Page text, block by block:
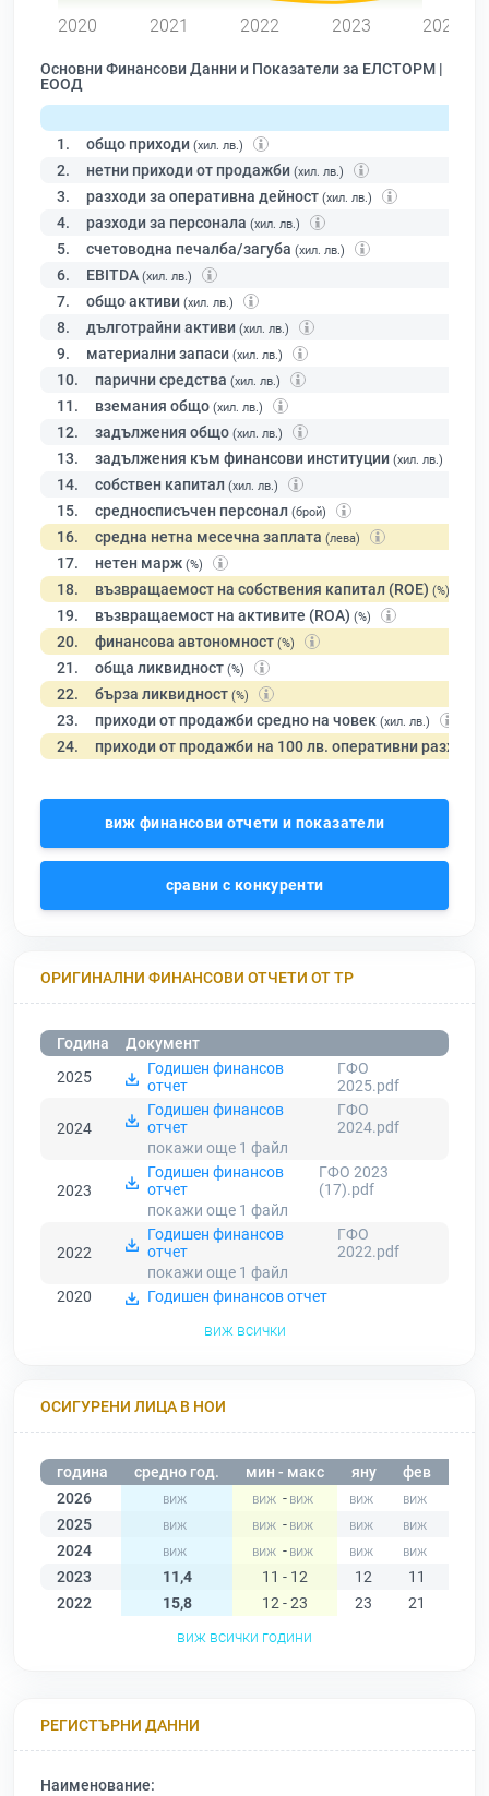
2020 2021 2022 2023 2024
Основни Финансови Данни и Показатели за ЕЛСТОРМ |
ЕООД
1. общо приходи (хил. лв.)
2. нетни приходи от продажби (хил. лв.)
3. разходи за оперативна дейност (хил. лв.)
4. разходи за персонала (хил. лв.)
5. счетоводна печалба/загуба (хил. лв.)
6. EBITDA (хил. лв.)
7. общо активи (хил. лв.)
8. дълготрайни активи (хил. лв.)
9. материални запаси (хил. лв.)
10. парични средства (хил. лв.)
11. вземания общо (хил. лв.)
12. задължения общо (хил. лв.)
13. задължения към финансови институции (хил. лв.)
14. собствен капитал (хил. лв.)
15. средносписъчен персонал (брой)
16. средна нетна месечна заплата (лева)
17. нетен марж (%)
18. възвращаемост на собствения капитал (ROE) (%)
19. възвращаемост на активите (ROA) (%)
20. финансова автономност (%)
21. обща ликвидност (%)
22. бърза ликвидност (%)
23. приходи от продажби средно на човек (хил. лв.)
24. приходи от продажби на 100 лв. оперативни разходи
виж финансови отчети и показатели
сравни с конкуренти
ОРИГИНАЛНИ ФИНАНСОВИ ОТЧЕТИ ОТ ТР
Година
Документ
2025
Годишен финансов
отчет
ГФО
2025.pdf
2024
Годишен финансов
отчет
ГФО
2024.pdf
покажи още 1 файл
2023
Годишен финансов
отчет
ГФО 2023
(17).pdf
покажи още 1 файл
2022
Годишен финансов
отчет
ГФО
2022.pdf
покажи още 1 файл
2020
Годишен финансов отчет
виж всички
ОСИГУРЕНИ ЛИЦА В НОИ
година средно год. мин - макс яну фев
2026
-
2025
-
2024
-
2023
11,4 11 - 12 12 11
2022
15,8 12 - 23 23 21
виж всички години
РЕГИСТЪРНИ ДАННИ
Наименование: